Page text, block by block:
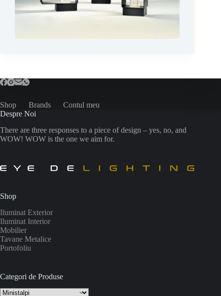
Shop Brands
Contul meu
Despre Noi
There are three responses to a piece of design – yes, no, and
WOW! WOW is the one we aim for.
Shop
Iluminat Exterior
Iluminat Interior
Mobilier
Tavane Metalice
Portofoliu
Categori de Produse